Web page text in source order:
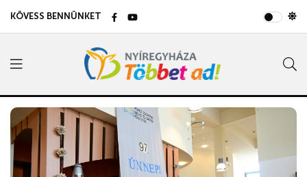
KÖVESS BENNÜNKET